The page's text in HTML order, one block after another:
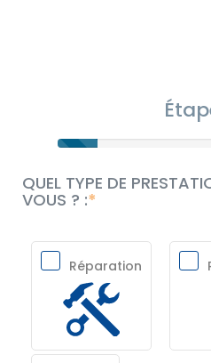
QUEL TYPE DE
VOUS ? :
Réparation